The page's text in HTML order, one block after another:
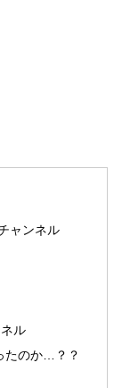
ャンネル
ル
たのか…？？